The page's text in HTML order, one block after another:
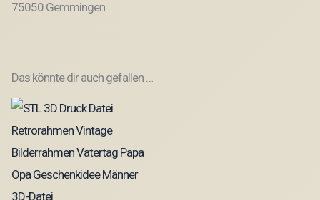
75050 Gemmingen
Das könnte dir auch gefallen …